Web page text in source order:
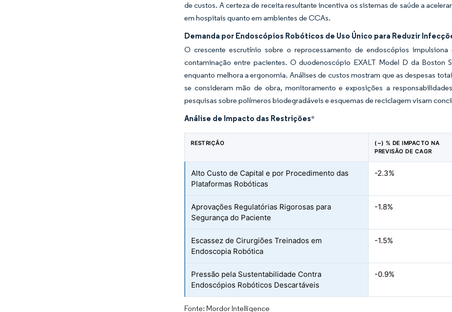
de custos. A certeza de receita resultante incentiva os sistemas de saúde a
em hospitais quanto em ambientes de CCAs.
Demanda por Endoscópios Robóticos de Uso Único para Reduzir
O crescente escrutínio sobre o reprocessamento de endoscópios
contaminação entre pacientes. O duodenoscópio EXALT Model D da Boston
enquanto melhora a ergonomia. Análises de custos mostram que as despesas
se consideram mão de obra, monitoramento e exposições a
pesquisas sobre polímeros biodegradáveis e esquemas de reciclagem visam
Análise de Impacto das Restrições*
RESTRIÇÃO
(~) % DE IMPACTO NA
PREVISÃO DE CAGR
Alto Custo de Capital e por Procedimento das
Plataformas Robóticas
-2.3%
Aprovações Regulatórias Rigorosas para
Segurança do Paciente
-1.8%
Escassez de Cirurgiões Treinados em
Endoscopia Robótica
-1.5%
Pressão pela Sustentabilidade Contra
Endoscópios Robóticos Descartáveis
-0.9%
Fonte: Mordor Intelligence